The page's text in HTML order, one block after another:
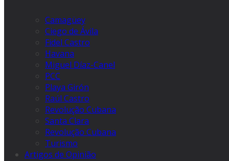
Camagüey
Ciego de Ávila
Fidel Castro
Havana
Miguel Díaz-Canel
PCC
Playa Girón
Raúl Castro
Revolução Cubana
Santa Clara
Revolução Cubana
Turismo
Artigos de Opinião